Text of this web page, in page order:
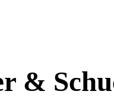
&